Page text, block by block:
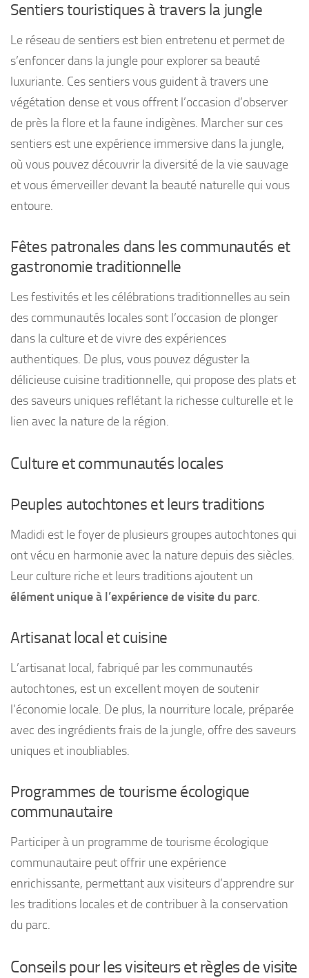
Sentiers touristiques à travers la jungle
Le réseau de sentiers est bien entretenu et permet de
s’enfoncer dans la jungle pour explorer sa beauté
luxuriante. Ces sentiers vous guident à travers une
végétation dense et vous offrent l’occasion d’observer
de près la flore et la faune indigènes. Marcher sur ces
sentiers est une expérience immersive dans la jungle,
où vous pouvez découvrir la diversité de la vie sauvage
et vous émerveiller devant la beauté naturelle qui vous
entoure.
Fêtes patronales dans les communautés et
gastronomie traditionnelle
Les festivités et les célébrations traditionnelles au sein
des communautés locales sont l’occasion de plonger
dans la culture et de vivre des expériences
authentiques. De plus, vous pouvez déguster la
délicieuse cuisine traditionnelle, qui propose des plats et
des saveurs uniques reflétant la richesse culturelle et le
lien avec la nature de la région.
Culture et communautés locales
Peuples autochtones et leurs traditions
Madidi est le foyer de plusieurs groupes autochtones qui
ont vécu en harmonie avec la nature depuis des siècles.
Leur culture riche et leurs traditions ajoutent un
élément unique à l’expérience de visite du parc.
Artisanat local et cuisine
L’artisanat local, fabriqué par les communautés
autochtones, est un excellent moyen de soutenir
l’économie locale. De plus, la nourriture locale, préparée
avec des ingrédients frais de la jungle, offre des saveurs
uniques et inoubliables.
Programmes de tourisme écologique
communautaire
Participer à un programme de tourisme écologique
communautaire peut offrir une expérience
enrichissante, permettant aux visiteurs d’apprendre sur
les traditions locales et de contribuer à la conservation
du parc.
Conseils pour les visiteurs et règles de visite